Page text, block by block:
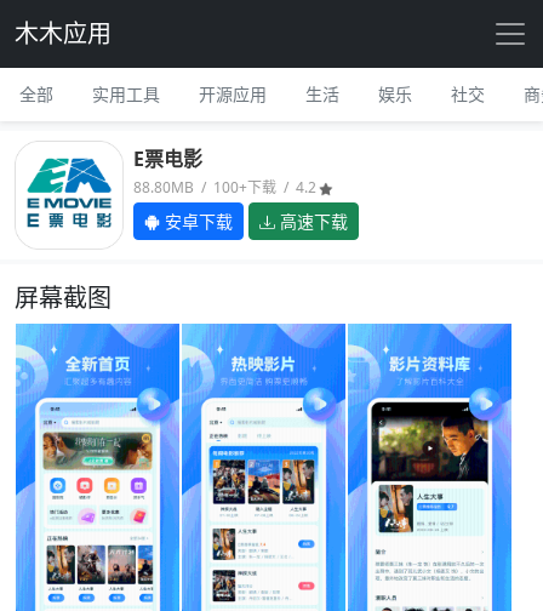
木木应用
全部 实用工具 开源应用 生活 娱乐 社交
E票电影
88.80MB / 100+下载 / 4.2
安卓下载 高速下载
屏幕截图